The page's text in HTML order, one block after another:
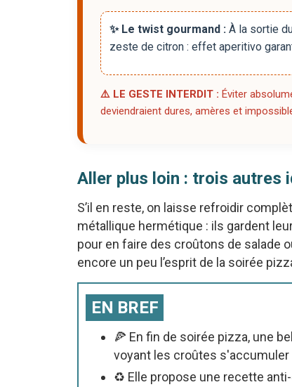
✨ Le twist gourmand : À la sortie
zeste de citron : effet aperitivo
⚠️ LE GESTE INTERDIT : Éviter
deviendraient dures, amères et
Aller plus loin : trois autres
S’il en reste, on laisse refroidir
métallique hermétique : ils gardent
pour en faire des croûtons de salade
encore un peu l’esprit de la soirée
EN BREF
🍕 En fin de soirée pizza, une
voyant les croûtes
♻️ Elle propose une recette